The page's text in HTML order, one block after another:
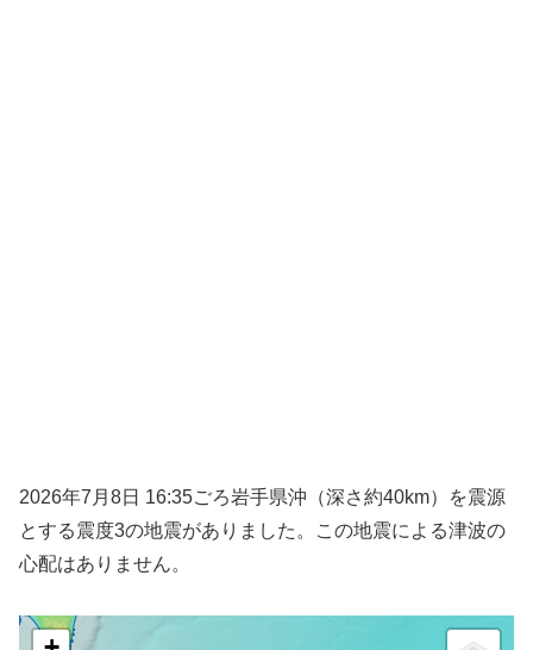
2026年7月8日 16:35ごろ岩手県沖（深さ約40km）を震源
とする震度3の地震がありました。この地震による津波の
心配はありません。